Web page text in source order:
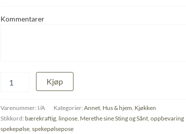
Kommentarer
Spekepølsepose
bomull
og
lin
Kjøp
Varenummer: I/A Kategorier:Annet Hus & hjem Kjøkken
Stikkord: bærekraftig linpose Merethe sine Sting og Sånt ,oppbevaring
spekepølse ,spekepølsepose